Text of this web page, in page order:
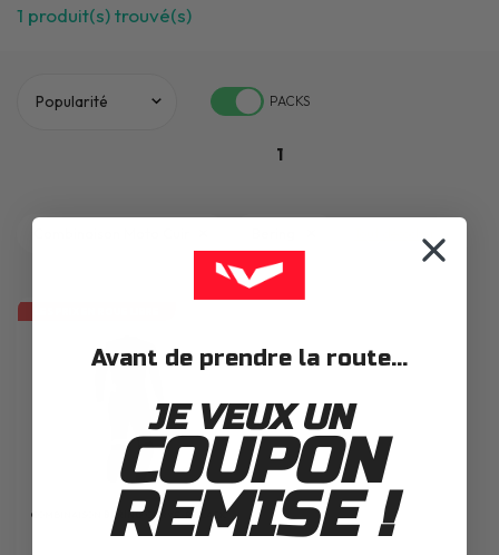
1 produit(s) trouvé(s)
PACKS
1
COMBINAISON BERING CURVE-R BLACK
Avant de prendre la route...
JE VEUX UN
COUPON
REMISE !